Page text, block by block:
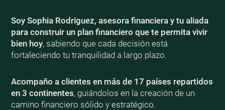
Soy Sophia Rodriguez, asesora financiera y tu aliada
para construir un plan financiero que te permita vivir
bien hoy, sabiendo que cada decisión está
fortaleciendo tu tranquilidad a largo plazo.
Acompaño a clientes en más de 17 países repartidos
en 3 continentes, guiándolos en la creación de un
camino financiero sólido y estratégico.